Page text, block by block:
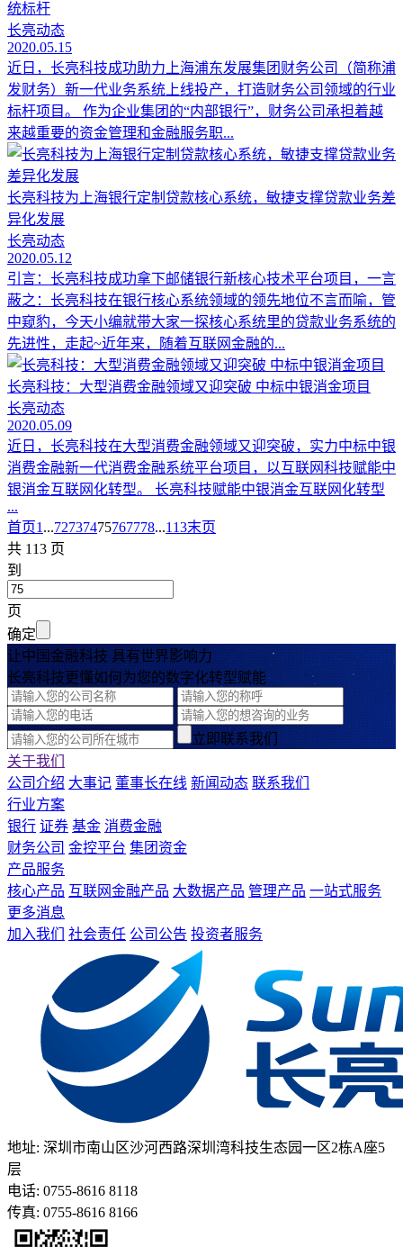
统标杆
长亮动态
2020.05.15
近日，长亮科技成功助力上海浦东发展集团财务公司（简称浦
发财务）新一代业务系统上线投产，打造财务公司领域的行业
标杆项目。 作为企业集团的“内部银行”，财务公司承担着越
来越重要的资金管理和金融服务职...
长亮科技为上海银行定制贷款核心系统，敏捷支撑贷款业务差
异化发展
长亮动态
2020.05.12
引言：长亮科技成功拿下邮储银行新核心技术平台项目，一言
蔽之：长亮科技在银行核心系统领域的领先地位不言而喻，管
中窥豹，今天小编就带大家一探核心系统里的贷款业务系统的
先进性，走起~近年来，随着互联网金融的...
长亮科技：大型消费金融领域又迎突破 中标中银消金项目
长亮动态
2020.05.09
近日，长亮科技在大型消费金融领域又迎突破，实力中标中银
消费金融新一代消费金融系统平台项目，以互联网科技赋能中
银消金互联网化转型。 长亮科技赋能中银消金互联网化转型
...
首页1 ...72737475767778...113末页
共 113 页
到
页
确定
让中国金融科技 具有世界影响力
长亮科技更懂如何为您的数字化转型赋能
立即联系我们
关于我们
公司介绍 大事记 董事长在线 新闻动态 联系我们
行业方案
银行 证券 基金 消费金融
财务公司 金控平台 集团资金
产品服务
核心产品 互联网金融产品 大数据产品 管理产品 一站式服务
更多消息
加入我们
社会责任 公司公告 投资者服务
地址: 深圳市南山区沙河西路深圳湾科技生态园一区2栋A座5
层
电话: 0755-8616 8118
传真: 0755-8616 8166